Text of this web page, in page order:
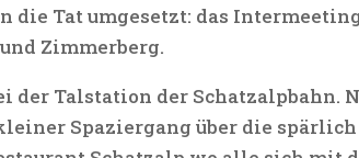
die Tat umgesetzt: das
Zimmerberg.
Talstation der Schatzalpbahn.
Spaziergang über die